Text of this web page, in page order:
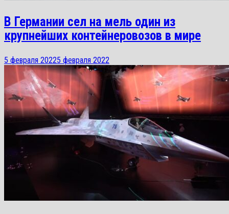
В Германии сел на мель один из
крупнейших контейнеровозов в мире
5 февраля 20225 февраля 2022